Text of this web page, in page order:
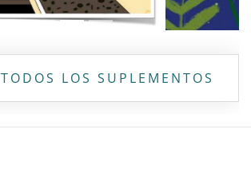
TODOS LOS SUPLEMENTOS